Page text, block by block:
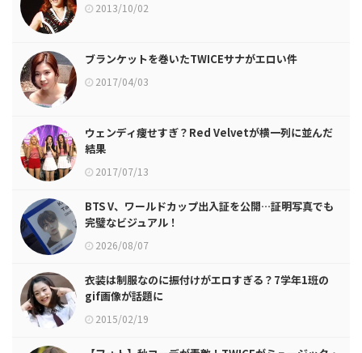
2013/10/02
ブランケットを巻いたTWICEサナがエロい件
2017/04/03
ウェンディ痩せすぎ？Red Velvetが横一列に並んだ
結果
2017/07/13
BTS V、ワールドカップ出入証を公開…証明写真でも
完璧なビジュアル！
2026/08/07
衣装は制服なのに振付けがエロすぎる？7学年1班の
gif画像が話題に
2015/02/19